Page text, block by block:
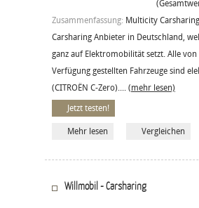
Zusammenfassung: Multicity
Carsharing Anbieter in Deutschland,
ganz auf Elektromobilität setzt. Alle
Verfügung gestellten Fahrzeuge sind
(CITROËN C-Zero).... (mehr lesen)
Jetzt testen!
Mehr lesen Vergleichen
Willmobil - Carsharing